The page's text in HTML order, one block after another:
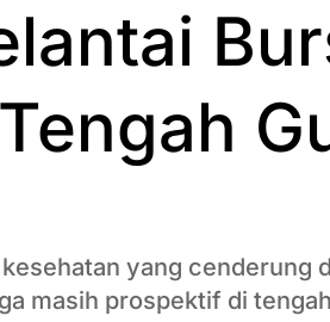
yang cenderung
masih prospektif di